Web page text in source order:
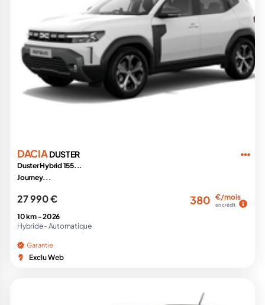
DACIADUSTER
Duster Hybrid 155...
Journey...
27 990 € 380 €/mois
en crédit
10 km -2026
Hybride - Automatique
Garantie
Exclu Web